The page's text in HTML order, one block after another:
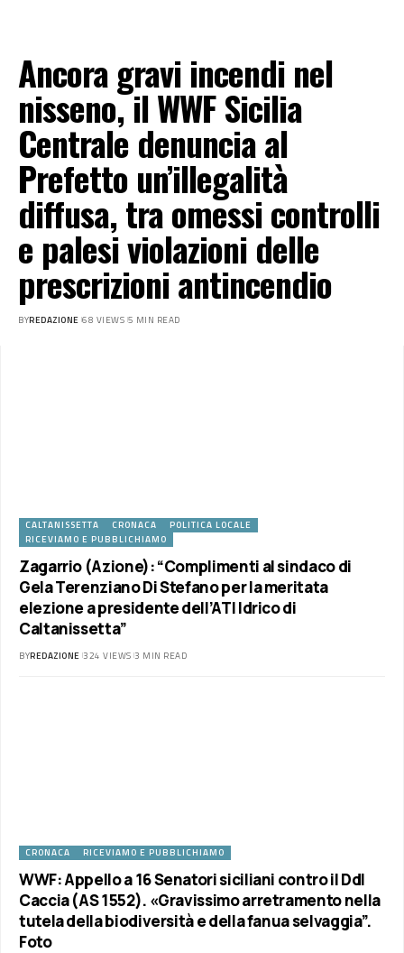
Ancora gravi incendi nel
nisseno, il WWF Sicilia
Centrale denuncia al
Prefetto un’illegalità
diffusa, tra omessi controlli
e palesi violazioni delle
prescrizioni antincendio
BYREDAZIONE 68 VIEWS 5 MIN READ
CALTANISSETTA CRONACA
POLITICA LOCALE
RICEVIAMO E PUBBLICHIAMO
Zagarrio (Azione): “Complimenti al sindaco di
Gela Terenziano Di Stefano per la meritata
elezione a presidente dell’ATI Idrico di
Caltanissetta”
BYREDAZIONE 324 VIEWS 3 MIN READ
CRONACA RICEVIAMO E PUBBLICHIAMO
WWF: Appello a 16 Senatori siciliani contro il Ddl
Caccia (AS 1552). «Gravissimo arretramento nella
tutela della biodiversità e della fanua selvaggia”.
Foto